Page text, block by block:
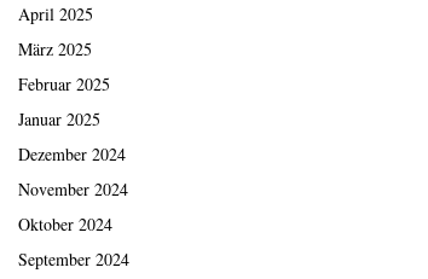
April 2025
März 2025
Februar 2025
Januar 2025
Dezember 2024
November 2024
Oktober 2024
September 2024